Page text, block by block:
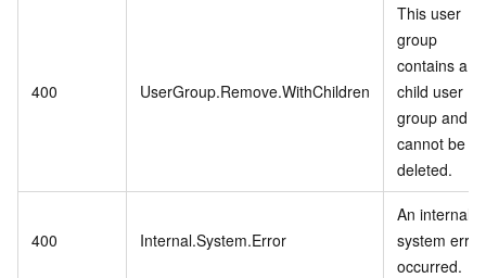
400 UserGroup.Remove.WithChildren
This user
group
contains a
child user
group and
cannot be
deleted.
400 Internal.System.Error
An internal
system error
occurred.